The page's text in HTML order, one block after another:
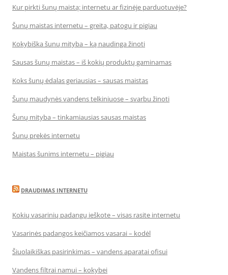
Kur pirkti šunų maistą: internetu ar fizinėje parduotuvėje?
Šunų maistas internetu – greita, patogu ir pigiau
Kokybiška šunų mityba – ką naudinga žinoti
Sausas šunų maistas – iš kokių produktų gaminamas
Koks šunų ėdalas geriausias – sausas maistas
Šunų maudynės vandens telkiniuose – svarbu žinoti
Šunų mityba – tinkamiausias sausas maistas
Šunų prekės internetu
Maistas šunims internetu – pigiau
DRAUDIMAS INTERNETU
Kokių vasarinių padangų ieškote – visas rasite internetu
Vasarinės padangos keičiamos vasarai – kodėl
Šiuolaikiškas pasirinkimas – vandens aparatai ofisui
Vandens filtrai namui – kokybei